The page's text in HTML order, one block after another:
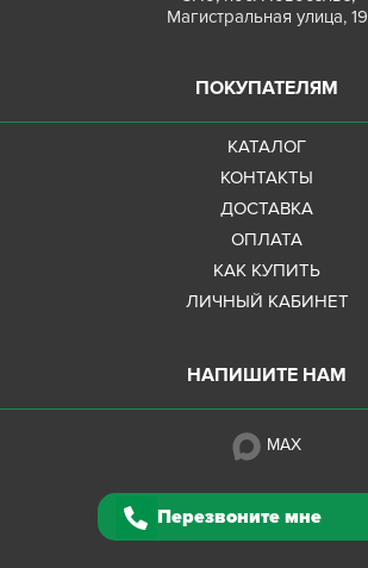
Магистральная улица, 19
ПОКУПАТЕЛЯМ
КАТАЛОГ
КОНТАКТЫ
ДОСТАВКА
ОПЛАТА
КАК КУПИТЬ
ЛИЧНЫЙ КАБИНЕТ
НАПИШИТЕ НАМ
MAX
Перезвоните мне